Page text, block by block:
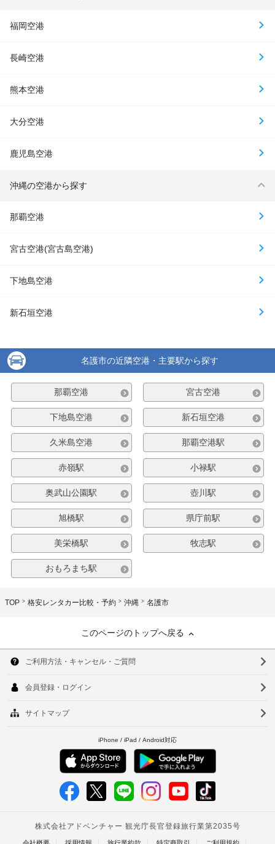
福岡空港
長崎空港
熊本空港
大分空港
鹿児島空港
沖縄の空港から探す
那覇空港
宮古空港(宮古島空港)
下地島空港
新石垣空港
名護市の近隣空港・主要駅から探す
那覇空港 宮古空港
下地島空港 新石垣空港
久米島空港 那覇空港駅
赤嶺駅 小禄駅
奥武山公園駅 壺川駅
旭橋駅 県庁前駅
美栄橋駅 牧志駅
おもろまち駅
TOP 格安レンタカー比較・予約 沖縄 名護市
このページのトップへ戻る